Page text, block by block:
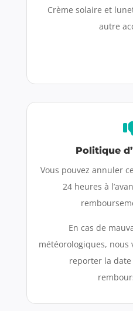
Crème solaire et
autre
Politique
Vous pouvez annuler
24 heures à
En cas de
météorologiques, nous
reporter la